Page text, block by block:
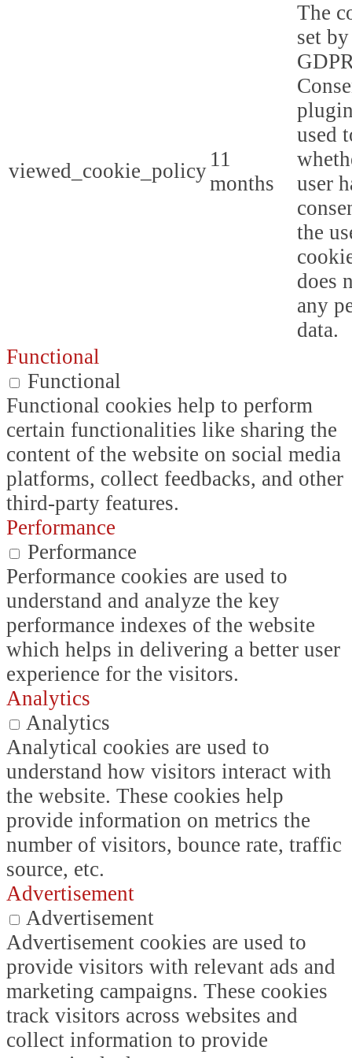
viewed_cookie_policy 11
months
The
set
used
user
the
does
any
data.
Functional
Functional
Functional cookies help to perform
certain functionalities like sharing the
content of the website on social media
platforms, collect feedbacks, and other
third-party features.
Performance
Performance
Performance cookies are used to
understand and analyze the key
performance indexes of the website
which helps in delivering a better user
experience for the visitors.
Analytics
Analytics
Analytical cookies are used to
understand how visitors interact with
the website. These cookies help
provide information on metrics the
number of visitors, bounce rate, traffic
source, etc.
Advertisement
Advertisement
Advertisement cookies are used to
provide visitors with relevant ads and
marketing campaigns. These cookies
track visitors across websites and
collect information to provide